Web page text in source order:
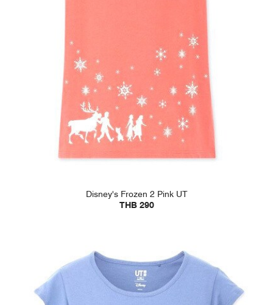
Disney's Frozen 2 Pink UT
THB 290